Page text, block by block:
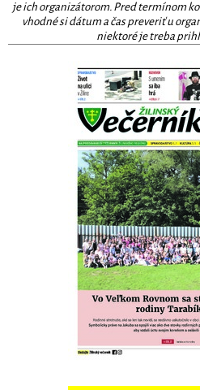
je ich organizátorom. Pred termínom
vhodné si dátum a čas preveriť u
niektoré je treba